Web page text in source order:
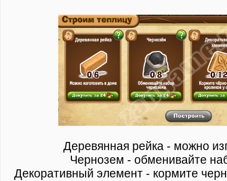
Деревянная рейка - можно
Чернозем - обменивайте
Декоративный элемент - кормите